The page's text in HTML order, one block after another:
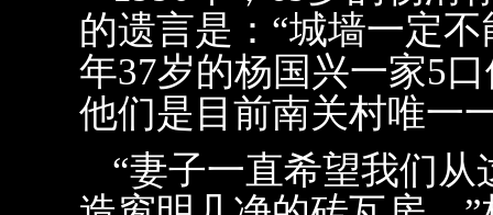
的遗言是：“城墙一定
年37岁的杨国兴一家5
他们是目前南关村唯一
“妻子一直希望我们